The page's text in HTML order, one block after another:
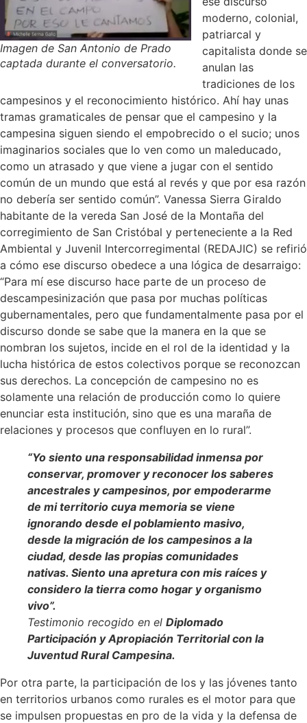
Imagen de San Antonio de Prado
captada durante el conversatorio.
moderno, colonial,
patriarcal y
capitalista donde se
anulan las
tradiciones de los
campesinos y el reconocimiento histórico. Ahí hay unas
tramas gramaticales de pensar que el campesino y la
campesina siguen siendo el empobrecido o el sucio; unos
imaginarios sociales que lo ven como un maleducado,
como un atrasado y que viene a jugar con el sentido
común de un mundo que está al revés y que por esa razón
no debería ser sentido común”. Vanessa Sierra Giraldo
habitante de la vereda San José de la Montaña del
corregimiento de San Cristóbal y perteneciente a la Red
Ambiental y Juvenil Intercorregimental (REDAJIC) se refirió
a cómo ese discurso obedece a una lógica de desarraigo:
“Para mí ese discurso hace parte de un proceso de
descampesinización que pasa por muchas políticas
gubernamentales, pero que fundamentalmente pasa por el
discurso donde se sabe que la manera en la que se
nombran los sujetos, incide en el rol de la identidad y la
lucha histórica de estos colectivos porque se reconozcan
sus derechos. La concepción de campesino no es
solamente una relación de producción como lo quiere
enunciar esta institución, sino que es una maraña de
relaciones y procesos que confluyen en lo rural”.
“Yo siento una responsabilidad inmensa por
conservar, promover y reconocer los saberes
ancestrales y campesinos, por empoderarme
de mi territorio cuya memoria se viene
ignorando desde el poblamiento masivo,
desde la migración de los campesinos a la
ciudad, desde las propias comunidades
nativas. Siento una apretura con mis raíces y
considero la tierra como hogar y organismo
vivo”.
Testimonio recogido en el Diplomado
Participación y Apropiación Territorial con la
Juventud Rural Campesina.
Por otra parte, la participación de los y las jóvenes tanto
en territorios urbanos como rurales es el motor para que
se impulsen propuestas en pro de la vida y la defensa de